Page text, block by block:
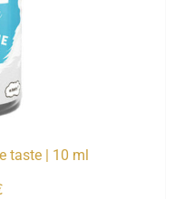
taste | 10 ml